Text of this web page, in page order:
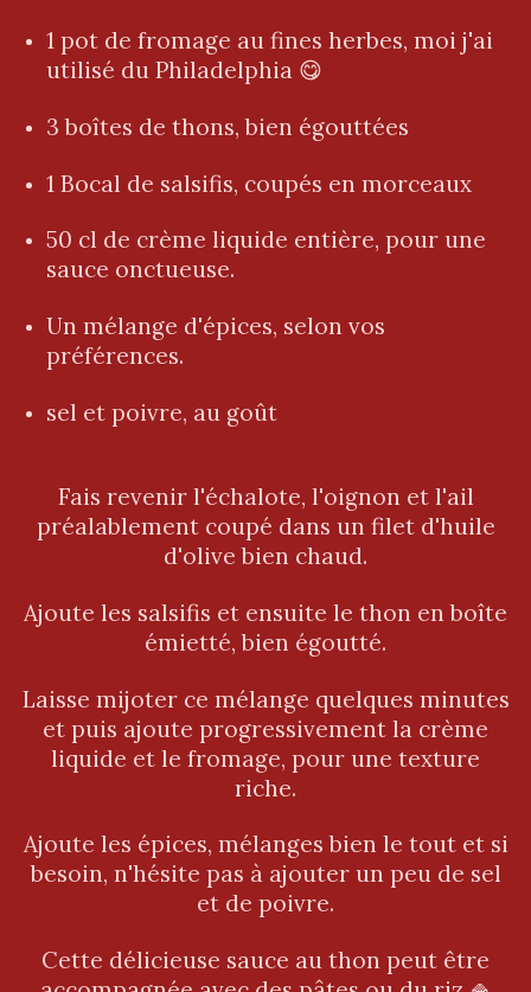
1 pot de fromage au fines herbes, moi j'ai
utilisé du Philadelphia 😋
3 boîtes de thons, bien égouttées
1 Bocal de salsifis, coupés en morceaux
50 cl de crème liquide entière, pour une
sauce onctueuse.
Un mélange d'épices, selon vos
préférences.
sel et poivre, au goût
Fais revenir l'échalote, l'oignon et l'ail
préalablement coupé dans un filet d'huile
d'olive bien chaud.
Ajoute les salsifis et ensuite le thon en boîte
émietté, bien égoutté.
Laisse mijoter ce mélange quelques minutes
et puis ajoute progressivement la crème
liquide et le fromage, pour une texture
riche.
Ajoute les épices, mélanges bien le tout et si
besoin, n'hésite pas à ajouter un peu de sel
et de poivre.
Cette délicieuse sauce au thon peut être